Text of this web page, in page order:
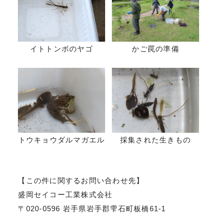
イトトンボのヤゴ かご罠の準備
トウキョウダルマガエル 採集された生きもの
【この件に関するお問い合わせ先】
盛岡セイコー工業株式会社
〒020-0596 岩手県岩手郡雫石町板橋61-1